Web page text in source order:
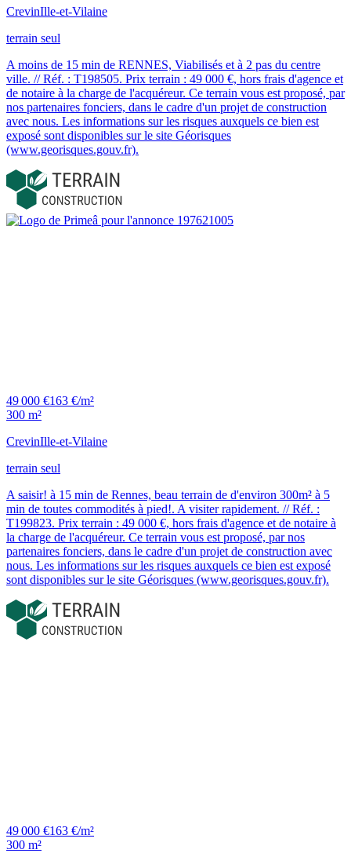
CrevinIlle-et-Vilaine
terrain seul
A moins de 15 min de RENNES, Viabilisés et à 2 pas du centre
ville. // Réf. : T198505. Prix terrain : 49 000 €, hors frais d'agence et
de notaire à la charge de l'acquéreur. Ce terrain vous est proposé, par
nos partenaires fonciers, dans le cadre d'un projet de construction
avec nous. Les informations sur les risques auxquels ce bien est
exposé sont disponibles sur le site Géorisques
(www.georisques.gouv.fr).
49 000 €163 €/m²
300 m²
CrevinIlle-et-Vilaine
terrain seul
A saisir! à 15 min de Rennes, beau terrain de d'environ 300m² à 5
min de toutes commodités à pied!. A visiter rapidement. // Réf. :
T199823. Prix terrain : 49 000 €, hors frais d'agence et de notaire à
la charge de l'acquéreur. Ce terrain vous est proposé, par nos
partenaires fonciers, dans le cadre d'un projet de construction avec
nous. Les informations sur les risques auxquels ce bien est exposé
sont disponibles sur le site Géorisques (www.georisques.gouv.fr).
49 000 €163 €/m²
300 m²